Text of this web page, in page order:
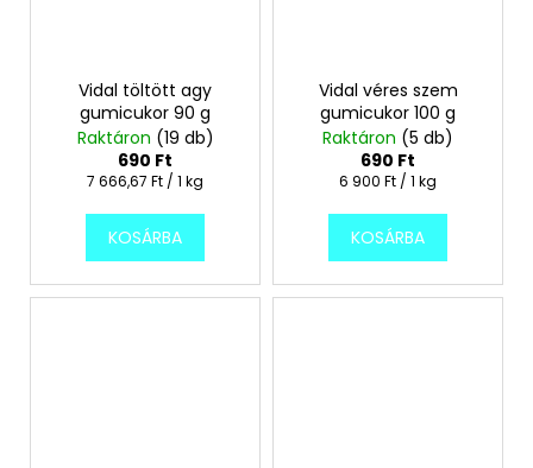
Vidal töltött agy
gumicukor 90 g
Raktáron (19 db)
690 Ft
Egységár:
7 666,67 Ft / 1 kg
KOSÁRBA
Vidal véres szem
gumicukor 100 g
Raktáron (5 db)
690 Ft
Egységár:
6 900 Ft / 1 kg
KOSÁRBA